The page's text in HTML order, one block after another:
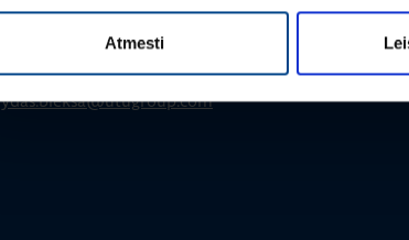
Atmesti
Biekša
603 23732